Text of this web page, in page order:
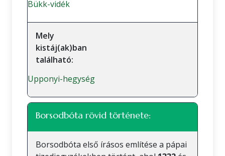
Bükk-vidék
Mely
kistáj(ak)ban
található:
Upponyi-hegység
Borsodbóta rövid története:
Borsodbóta első írásos említése a pápai